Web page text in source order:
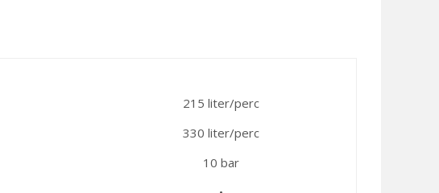
215 liter/perc
330 liter/perc
10 bar